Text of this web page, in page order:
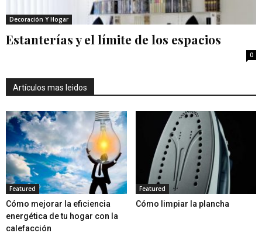
Decoración Y Hogar
Estanterías y el límite de los espacios
0
Artículos mas leidos
Featured
Cómo mejorar la eficiencia
energética de tu hogar con la
calefacción
Featured
Cómo limpiar la plancha